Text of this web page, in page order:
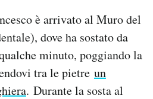
è arrivato al Muro del
dove ha sostato da
minuto, poggiando la
tra le pietre un
. Durante la sosta al